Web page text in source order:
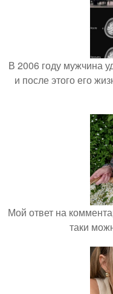
В 2006 году мужчина
и после этого его
Мой ответ на
таки